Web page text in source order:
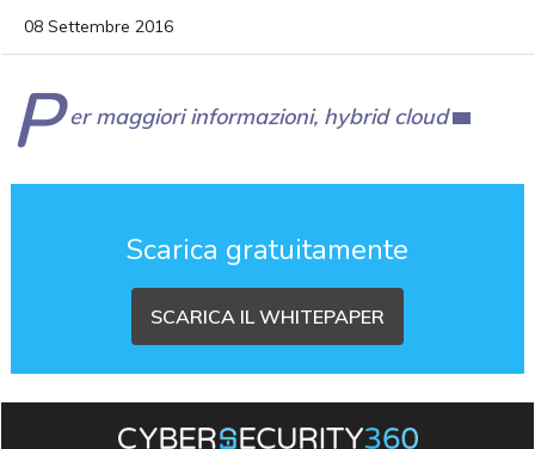
08 Settembre 2016
P er maggiori informazioni, hybrid cloud
Scarica gratuitamente
SCARICA IL WHITEPAPER